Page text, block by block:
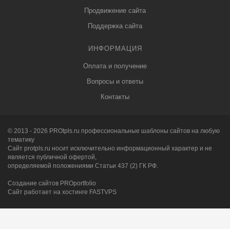
Продвижение сайта
Поддержка сайта
ИНФОРМАЦИЯ
Оплата и получение
Вопросы и ответы
Контакты
© 2013 - 2026 PROtpls.ru профессиональные шаблоны сайтов на любую
тематику
Сайт protpls.ru носит исключительно информационный характер и не
является публичной офертой,
определяемой положениями Статьи 437 (2) ГК РФ.
Создание сайтов PROportfolio
Сайт работает на хостинге FASTVPS